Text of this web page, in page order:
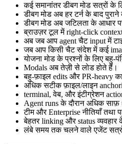
कई समानांतर डीबग मोड सत्रों के
डीबग मोड अब हर टर्न के बाद
डीबग मोड अब जटिलता के आधार
ब्राउज़र टूल में right-click
अब जब आप agent चैट input में
जब आप किसी चैट संदेश में कई
योजना मोड के प्रश्नों के लिए बहु-
Modals अब तेज़ी से लोड होते हैं।
बहु-फ़ाइल edits और PR-heavy
अधिक सटीक फ़ाइल/लाइन
terminal, वेब, और इंटीग्रेशन
Agent runs के दौरान अधिक
टीम और Enterprise नीतियाँ
बेहतर linking और status
लंबे समय तक चलने वाले एजेंट सत्रों